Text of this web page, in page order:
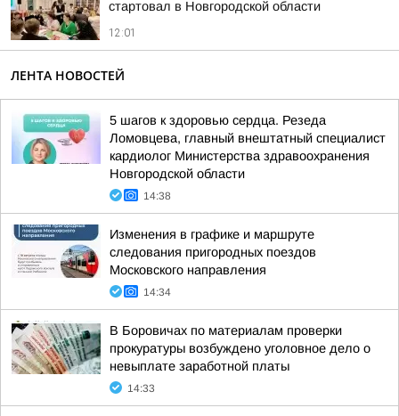
стартовал в Новгородской области
12:01
ЛЕНТА НОВОСТЕЙ
5 шагов к здоровью сердца. Резеда
Ломовцева, главный внештатный специалист
кардиолог Министерства здравоохранения
Новгородской области
14:38
Изменения в графике и маршруте
следования пригородных поездов
Московского направления
14:34
В Боровичах по материалам проверки
прокуратуры возбуждено уголовное дело о
невыплате заработной платы
14:33